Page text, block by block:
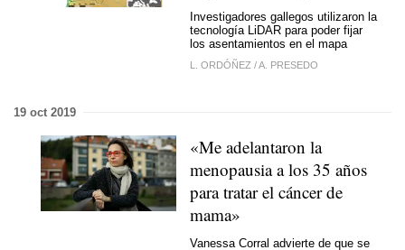
Investigadores gallegos utilizaron la
tecnología LiDAR para poder fijar
los asentamientos en el mapa
L. ORDÓÑEZ /A. PRESEDO
19 oct 2019
«Me adelantaron la
menopausia a los 35 años
para tratar el cáncer de
mama»
Vanessa Corral advierte de que se